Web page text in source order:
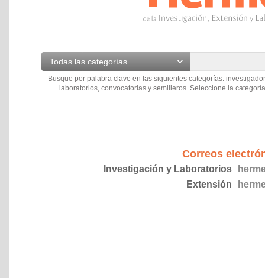
Todas las categorías
Busque por palabra clave en las siguientes categorías:
laboratorios, convocatorias y semilleros. Seleccione la
Correos
Investigación y Laboratorios
Extensión